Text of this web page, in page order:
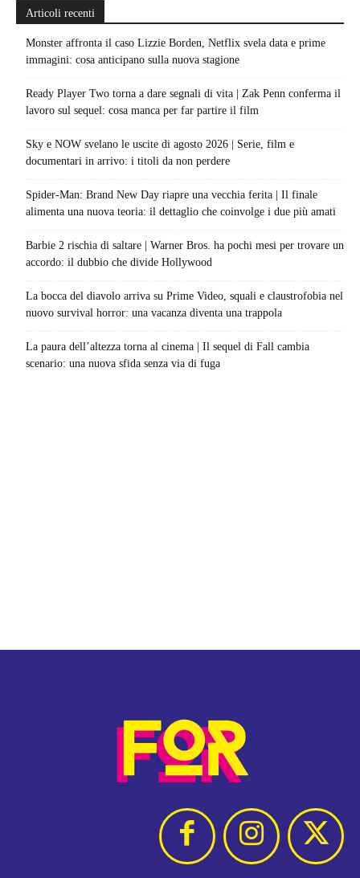
Articoli recenti
Monster affronta il caso Lizzie Borden, Netflix svela data e prime
immagini: cosa anticipano sulla nuova stagione
Ready Player Two torna a dare segnali di vita | Zak Penn conferma il
lavoro sul sequel: cosa manca per far partire il film
Sky e NOW svelano le uscite di agosto 2026 | Serie, film e
documentari in arrivo: i titoli da non perdere
Spider-Man: Brand New Day riapre una vecchia ferita | Il finale
alimenta una nuova teoria: il dettaglio che coinvolge i due più amati
Barbie 2 rischia di saltare | Warner Bros. ha pochi mesi per trovare un
accordo: il dubbio che divide Hollywood
La bocca del diavolo arriva su Prime Video, squali e claustrofobia nel
nuovo survival horror: una vacanza diventa una trappola
La paura dell’altezza torna al cinema | Il sequel di Fall cambia
scenario: una nuova sfida senza via di fuga